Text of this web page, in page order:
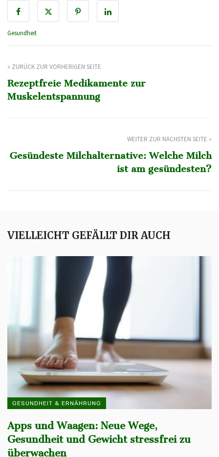
Gesundheit
« ZURÜCK ZUR VORHERIGEN SEITE
Rezeptfreie Medikamente zur
Muskelentspannung
WEITER ZUR NÄCHSTEN SEITE »
Gesündeste Milchalternative: Welche Milch
ist am gesündesten?
VIELLEICHT GEFÄLLT DIR AUCH
GESUNDHEIT & ERNÄHRUNG
Apps und Waagen: Neue Wege,
Gesundheit und Gewicht stressfrei zu
überwachen